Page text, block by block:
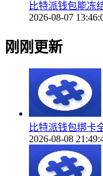
比特派钱包能冻
2026-08-07
刚刚更新
比特派钱包绑卡
2026-08-08